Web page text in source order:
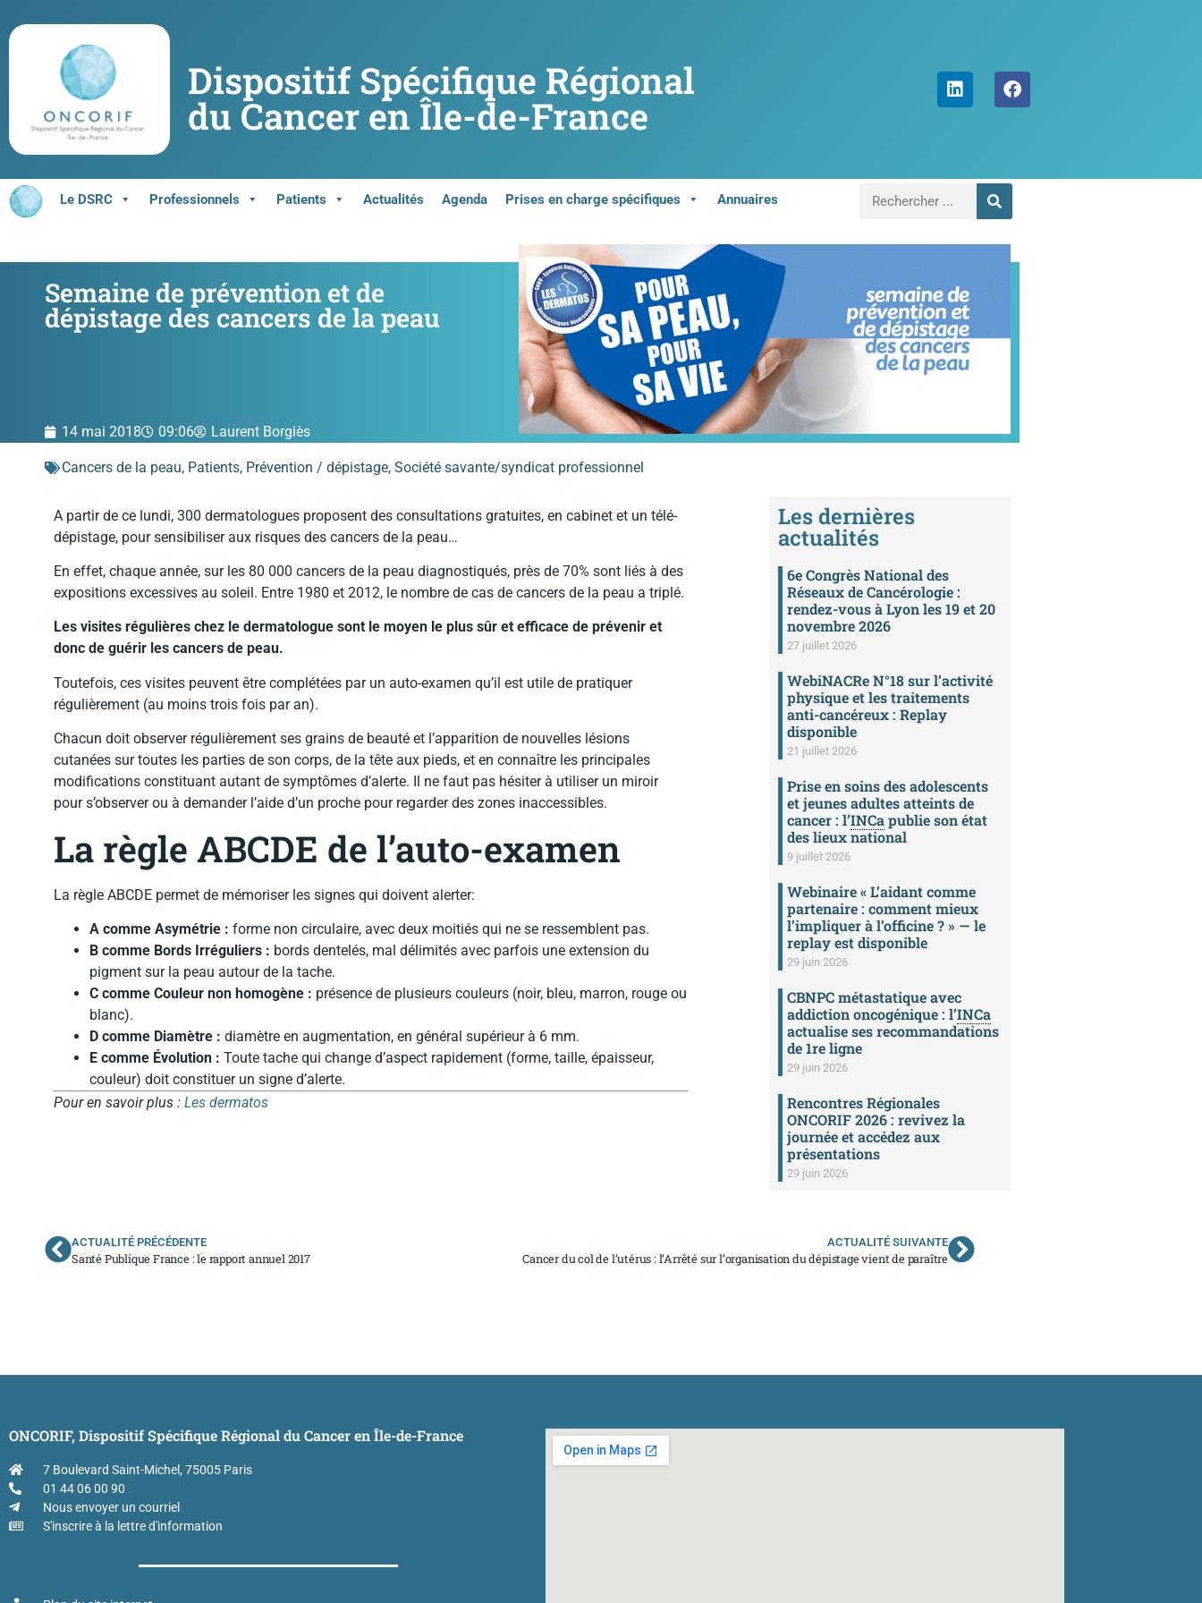
Dispositif Spécifique Régional
du Cancer en Île-de-France
Le DSRC Professionnels Patients Actualités Agenda Prises en charge spécifiques Annuaires
Semaine de prévention et de
dépistage des cancers de la peau
14 mai 2018 09:06 Laurent Borgiès
Cancers de la peau, Patients, Prévention / dépistage, Société savante/syndicat professionnel
A partir de ce lundi, 300 dermatologues proposent des consultations gratuites, en cabinet et un télé-
dépistage, pour sensibiliser aux risques des cancers de la peau…
En effet, chaque année, sur les 80 000 cancers de la peau diagnostiqués, près de 70% sont liés à des
expositions excessives au soleil. Entre 1980 et 2012, le nombre de cas de cancers de la peau a triplé.
Les visites régulières chez le dermatologue sont le moyen le plus sûr et efficace de prévenir et
donc de guérir les cancers de peau.
Toutefois, ces visites peuvent être complétées par un auto-examen qu’il est utile de pratiquer
régulièrement (au moins trois fois par an).
Chacun doit observer régulièrement ses grains de beauté et l’apparition de nouvelles lésions
cutanées sur toutes les parties de son corps, de la tête aux pieds, et en connaître les principales
modifications constituant autant de symptômes d’alerte. Il ne faut pas hésiter à utiliser un miroir
pour s’observer ou à demander l’aide d’un proche pour regarder des zones inaccessibles.
La règle ABCDE de l’auto-examen
La règle ABCDE permet de mémoriser les signes qui doivent alerter:
A comme Asymétrie : forme non circulaire, avec deux moitiés qui ne se ressemblent pas.
B comme Bords Irréguliers : bords dentelés, mal délimités avec parfois une extension du
pigment sur la peau autour de la tache.
C comme Couleur non homogène : présence de plusieurs couleurs (noir, bleu, marron, rouge ou
blanc).
D comme Diamètre : diamètre en augmentation, en général supérieur à 6 mm.
E comme Évolution : Toute tache qui change d’aspect rapidement (forme, taille, épaisseur,
couleur) doit constituer un signe d’alerte.
Pour en savoir plus : Les dermatos
Les dernières
actualités
6e Congrès National des
Réseaux de Cancérologie :
rendez-vous à Lyon les 19 et 20
novembre 2026
27 juillet 2026
WebiNACRe N°18 sur l’activité
physique et les traitements
anti-cancéreux : Replay
disponible
21 juillet 2026
Prise en soins des adolescents
et jeunes adultes atteints de
cancer : l’INCapublie son état
des lieux national
9 juillet 2026
Webinaire « L’aidant comme
partenaire : comment mieux
l’impliquer à l’officine ? » — le
replay est disponible
29 juin 2026
CBNPC métastatique avec
addiction oncogénique : l’INCa
actualise ses recommandations
de 1re ligne
29 juin 2026
Rencontres Régionales
ONCORIF 2026 : revivez la
journée et accédez aux
présentations
29 juin 2026
ACTUALITÉ PRÉCÉDENTE
Santé Publique France : le rapport annuel 2017
ACTUALITÉ SUIVANTE
Cancer du col de l’utérus : l’Arrêté sur l’organisation du dépistage vient de paraître
ONCORIF, Dispositif Spécifique Régional du Cancer en Île-de-France
7 Boulevard Saint-Michel, 75005 Paris
01 44 06 00 90
Nous envoyer un courriel
S'inscrire à la lettre d'information